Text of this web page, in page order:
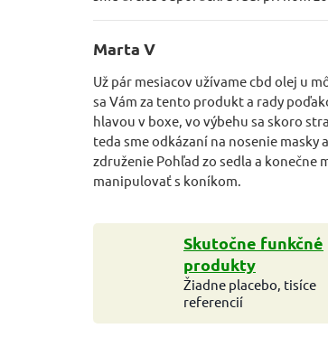
Marta V
Už pár mesiacov užívame cbd olej u
sa Vám za tento produkt a rady
hlavou v boxe, vo výbehu sa skoro
teda sme odkázaní na nosenie masky
združenie Pohľad zo sedla a
manipulovať s koníkom.
Skutočne funkčné
produkty
Žiadne placebo, tisíce
referencií